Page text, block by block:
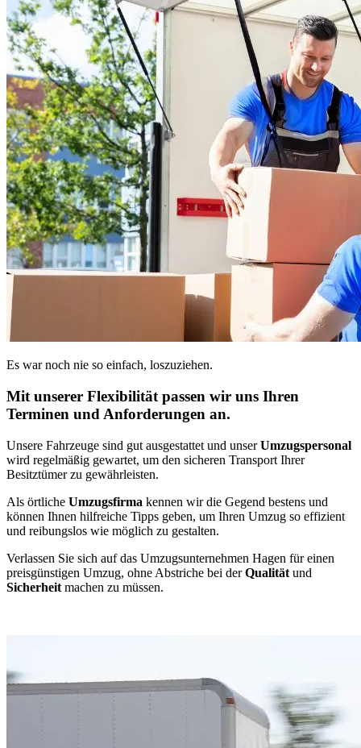
Es war noch nie so einfach, loszuziehen.
Mit unserer Flexibilität passen wir uns Ihren
Terminen und Anforderungen an.
Unsere Fahrzeuge sind gut ausgestattet und unserUmzugspersonal
wird regelmäßig gewartet, um den sicheren Transport Ihrer
Besitztümer zu gewährleisten.
Als örtliche Umzugsfirma kennen wir die Gegend bestens und
können Ihnen hilfreiche Tipps geben, um Ihren Umzug so effizient
und reibungslos wie möglich zu gestalten.
Verlassen Sie sich auf das Umzugsunternehmen Hagen für einen
preisgünstigen Umzug, ohne Abstriche bei derQualität und
Sicherheit machen zu müssen.